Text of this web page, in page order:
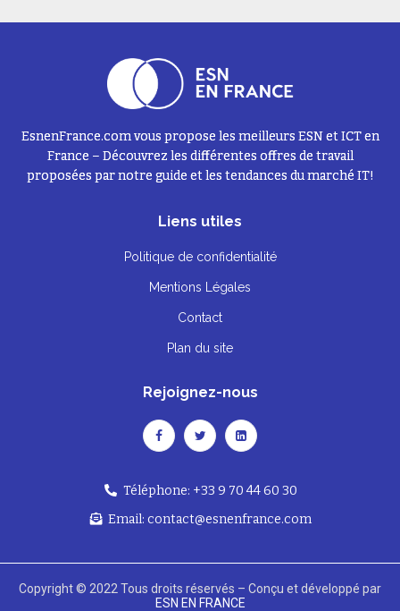
EsnenFrance.com vous propose les meilleurs ESN et ICT en
France – Découvrez les différentes offres de travail
proposées par notre guide et les tendances du marché IT!
Liens utiles
Politique de confidentialité
Mentions Légales
Contact
Plan du site
Rejoignez-nous
Téléphone: +33 9 70 44 60 30
Email: contact@esnenfrance.com
Copyright © 2022 Tous droits réservés – Conçu et développé par
ESN EN FRANCE